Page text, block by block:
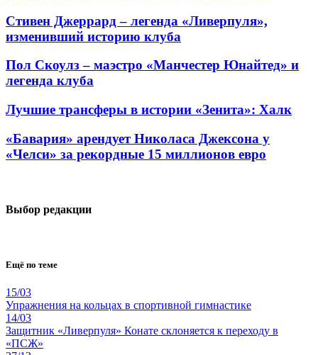
Стивен Джеррард – легенда «Ливерпуля»,
изменивший историю клуба
Пол Скоулз – маэстро «Манчестер Юнайтед» и
легенда клуба
Лучшие трансферы в истории «Зенита»: Халк
«Бавария» арендует Николаса Джексона у
«Челси» за рекордные 15 миллионов евро
Выбор редакции
Ещё по теме
15/03
Упражнения на кольцах в спортивной гимнастике
14/03
Защитник «Ливерпуля» Конате склоняется к переходу в
«ПСЖ»